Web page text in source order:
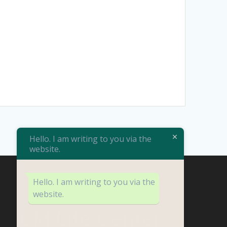
Hello. I am writing to you via the
website.
Hello. I am writing to you via the
website.